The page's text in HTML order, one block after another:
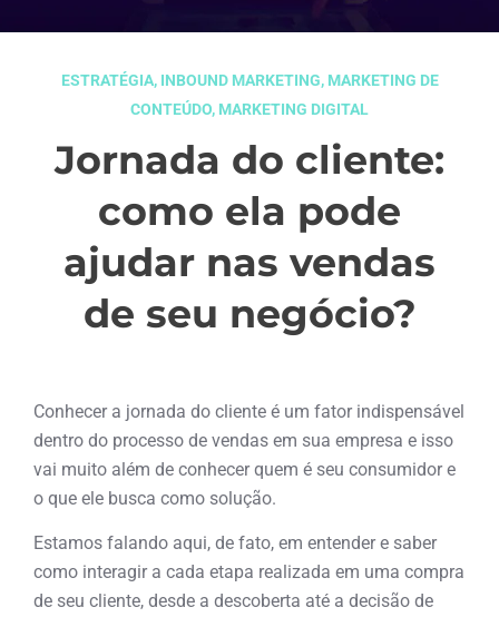
ESTRATÉGIA, INBOUND MARKETING, MARKETING DE
CONTEÚDO, MARKETING DIGITAL
Jornada do cliente:
como ela pode
ajudar nas vendas
de seu negócio?
Conhecer a jornada do cliente é um fator indispensável
dentro do processo de vendas em sua empresa e isso
vai muito além de conhecer quem é seu consumidor e
o que ele busca como solução.
Estamos falando aqui, de fato, em entender e saber
como interagir a cada etapa realizada em uma compra
de seu cliente, desde a descoberta até a decisão de